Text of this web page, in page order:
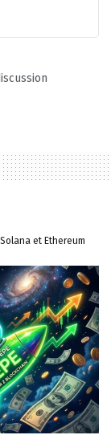
et Ethereum